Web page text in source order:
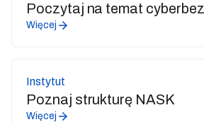
Poczytaj na temat
Więcej
Instytut
Poznaj strukturę NASK
Więcej